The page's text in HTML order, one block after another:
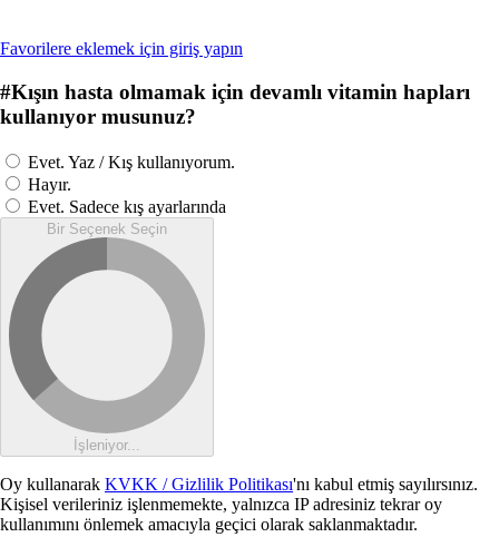
Favorilere eklemek için giriş yapın
#Kışın hasta olmamak için devamlı vitamin hapları
kullanıyor musunuz?
Evet. Yaz / Kış kullanıyorum.
Hayır.
Evet. Sadece kış ayarlarında
Bir Seçenek Seçin
İşleniyor...
Oy kullanarak KVKK / Gizlilik Politikası'nı kabul etmiş sayılırsınız.
Kişisel verileriniz işlenmemekte, yalnızca IP adresiniz tekrar oy
kullanımını önlemek amacıyla geçici olarak saklanmaktadır.